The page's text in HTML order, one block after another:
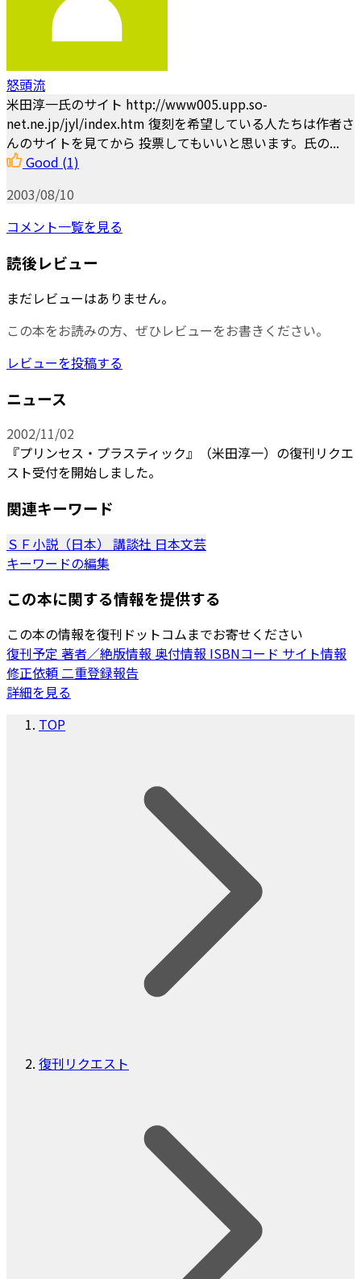
怒頭流
米田淳一氏のサイト http://www005.upp.so-
net.ne.jp/jyl/index.htm 復刻を希望している人たちは作者さ
んのサイトを見てから 投票してもいいと思います。氏の...
Good (1)
2003/08/10
コメント一覧を見る
読後レビュー
まだレビューはありません。
この本をお読みの方、ぜひレビューをお書きください。
レビューを投稿する
ニュース
2002/11/02
『プリンセス・プラスティック』（米田淳一）の復刊リクエ
スト受付を開始しました。
関連キーワード
ＳＦ小説（日本） 講談社 日本文芸
キーワードの編集
この本に関する情報を提供する
この本の情報を復刊ドットコムまでお寄せください
復刊予定 著者／絶版情報 奥付情報 ISBNコード サイト情報
修正依頼二重登録報告
詳細を見る
TOP
復刊リクエスト